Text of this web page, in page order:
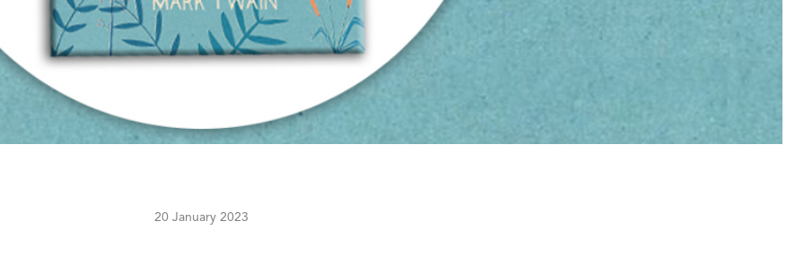
20 January 2023